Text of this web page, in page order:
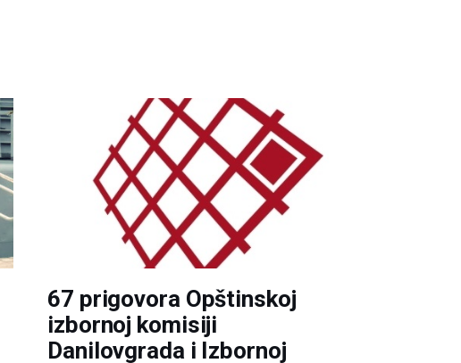
67 prigovora Opštinskoj
izbornoj komisiji
Danilovgrada i Izbornoj